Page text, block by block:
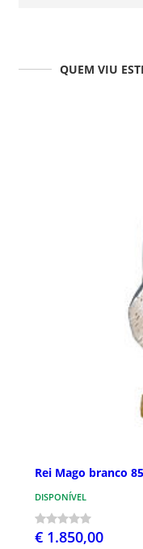
QUEM VIU
Rei Mago branco
DISPONÍVEL
€ 1.850,00